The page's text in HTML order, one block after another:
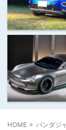
HOME > パンダジ